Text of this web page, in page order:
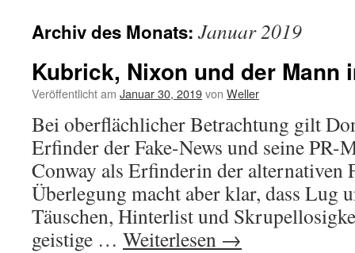
Archiv des Monats: Januar 2019
Kubrick, Nixon und der Mann
Veröffentlicht am Januar 30, 2019von Weller
Bei oberflächlicher Betrachtung gilt
Erfinder der Fake-News und seine PR-
Conway als Erfinderin der alternativen
Überlegung macht aber klar, dass Lug
Täuschen, Hinterlist und
geistige … Weiterlesen →